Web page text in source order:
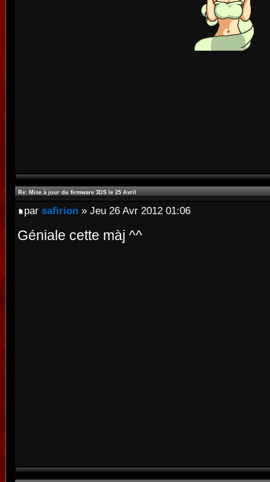
Re: Mise à jour du firmware 3DS le 25 Avril
par safirion » Jeu 26 Avr 2012 01:06
Géniale cette màj ^^